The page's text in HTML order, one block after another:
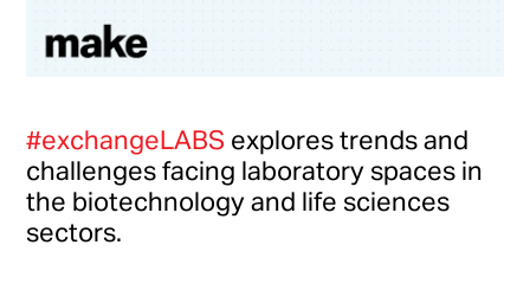
#exchangeLABS explores trends and
challenges facing laboratory spaces in
the biotechnology and life sciences
sectors.